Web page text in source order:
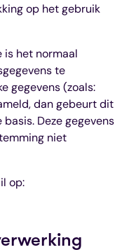
op het gebruik
is het normaal
te
gegevens (zoals:
dan gebeurt dit
Deze gegevens
niet
op: